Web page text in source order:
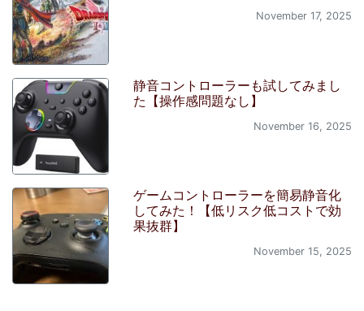
November 17, 2025
静音コントローラーも試してみまし
た【操作感問題なし】
November 16, 2025
ゲームコントローラーを簡易静音化
してみた！【低リスク低コストで効
果抜群】
November 15, 2025